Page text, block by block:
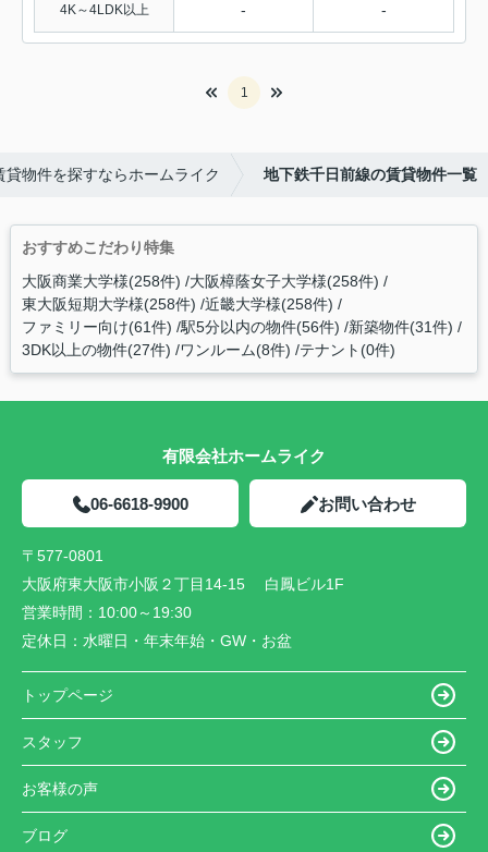
4K～4LDK以上 - -
1
物件を探すならホームライク 地下鉄千日前線の賃貸物件一覧
おすすめこだわり特集
大阪商業大学様(258件) 大阪樟蔭女子大学様(258件)
東大阪短期大学様(258件) 近畿大学様(258件)
ファミリー向け(61件) 駅5分以内の物件(56件) 新築物件(31件)
3DK以上の物件(27件) ワンルーム(8件) テナント(0件)
有限会社ホームライク
06-6618-9900 お問い合わせ
〒577-0801
大阪府東大阪市小阪２丁目14-15 白鳳ビル1F
営業時間： 10:00～19:30
定休日： 水曜日・年末年始・GW・お盆
トップページ
スタッフ
お客様の声
ブログ